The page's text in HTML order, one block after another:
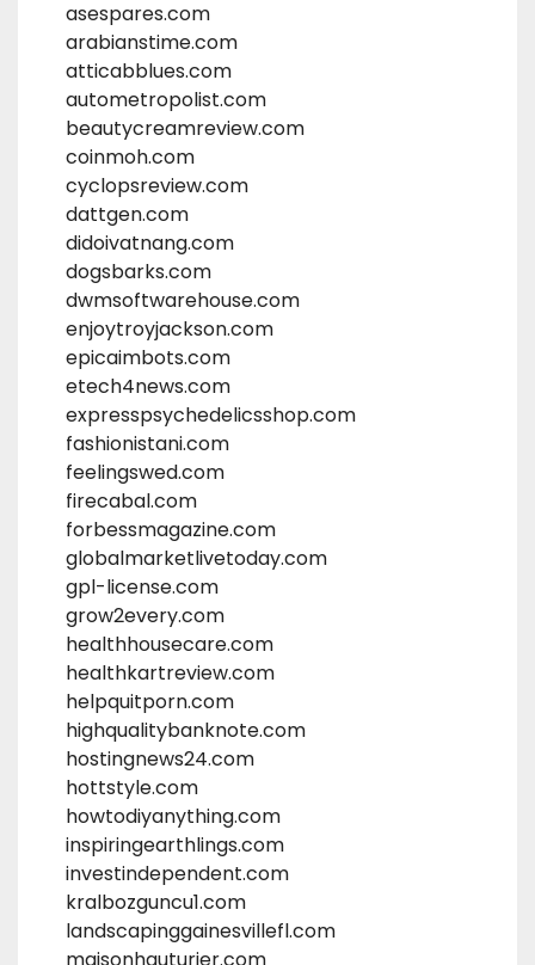
asespares.com
arabianstime.com
atticabblues.com
autometropolist.com
beautycreamreview.com
coinmoh.com
cyclopsreview.com
dattgen.com
didoivatnang.com
dogsbarks.com
dwmsoftwarehouse.com
enjoytroyjackson.com
epicaimbots.com
etech4news.com
expresspsychedelicsshop.com
fashionistani.com
feelingswed.com
firecabal.com
forbessmagazine.com
globalmarketlivetoday.com
gpl-license.com
grow2every.com
healthhousecare.com
healthkartreview.com
helpquitporn.com
highqualitybanknote.com
hostingnews24.com
hottstyle.com
howtodiyanything.com
inspiringearthlings.com
investindependent.com
kralbozguncu1.com
landscapinggainesvillefl.com